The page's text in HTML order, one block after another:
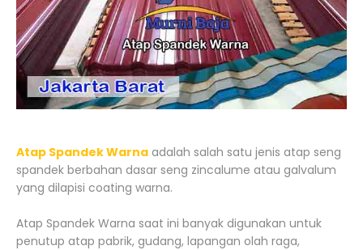
Atap Spandek Warna adalah salah satu jenis atap seng
spandek berbahan dasar seng zincalume atau galvalum
yang dilapisi coating warna.
Atap Spandek Warna saat ini banyak digunakan untuk
penutup atap pabrik, gudang, lapangan olah raga,